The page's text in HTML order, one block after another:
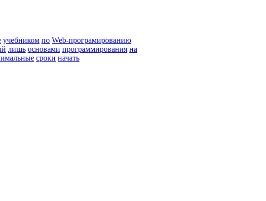
учебником по Web-програмированию
лишь основами программирования на
сроки начать